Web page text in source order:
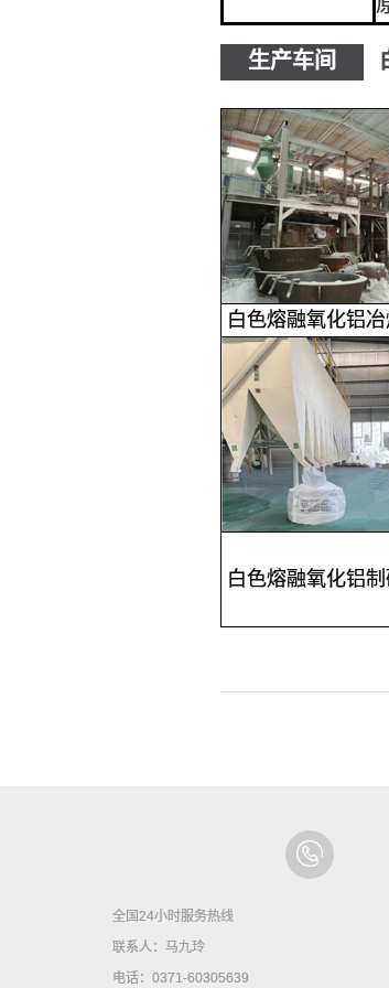
生产车间
白色熔融氧化铝
白色熔融氧化铝制
全国24小时服务热线
联系人：马九玲
电话：0371-60305639